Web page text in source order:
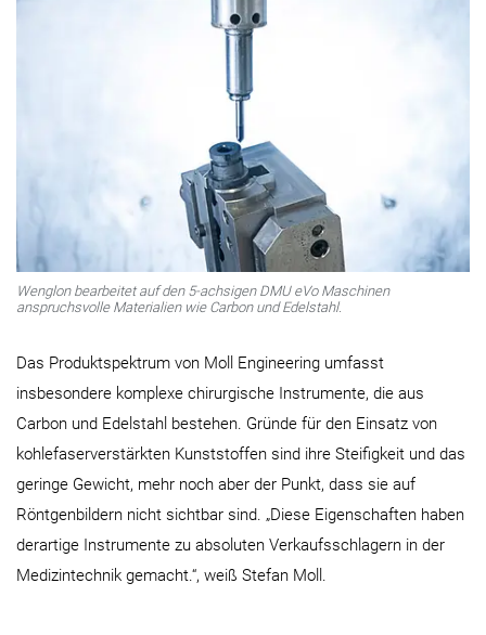
Wenglon bearbeitet auf den 5-achsigen DMU eVo Maschinen
anspruchsvolle Materialien wie Carbon und Edelstahl.
Das Produktspektrum von Moll Engineering umfasst
insbesondere komplexe chirurgische Instrumente, die aus
Carbon und Edelstahl bestehen. Gründe für den Einsatz von
kohlefaserverstärkten Kunststoffen sind ihre Steifigkeit und das
geringe Gewicht, mehr noch aber der Punkt, dass sie auf
Röntgenbildern nicht sichtbar sind. „Diese Eigenschaften haben
derartige Instrumente zu absoluten Verkaufsschlagern in der
Medizintechnik gemacht.“, weiß Stefan Moll.